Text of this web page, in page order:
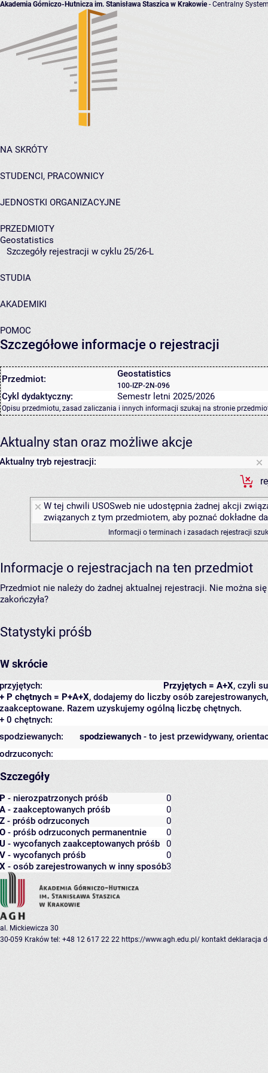
Akademia Górniczo-Hutnicza im. Stanisława Staszica w Krakowie- Centralny
NA SKRÓTY
STUDENCI, PRACOWNICY
JEDNOSTKI ORGANIZACYJNE
PRZEDMIOTY
Geostatistics
Szczegóły rejestracji w cyklu 25/26-L
STUDIA
AKADEMIKI
POMOC
Szczegółowe informacje o rejestracji
Przedmiot: Geostatistics
100-IZP-2N-096
Cykl dydaktyczny: Semestr letni 2025/2026
Opisu przedmiotu, zasad zaliczania i innych informacji szukaj na stronie
Aktualny stan oraz możliwe akcje
Aktualny tryb rejestracji:
W tej chwili USOSweb nie udostępnia żadnej akcji
związanych z tym przedmiotem, aby poznać dokładne
Informacji o terminach i zasadach rejestracji
Informacje o rejestracjach na ten przedmiot
Przedmiot nie należy do żadnej aktualnej rejestracji. Nie można
zakończyła?
Statystyki próśb
W skrócie
Przyjętych = A+X, czyli
przyjętych:
+ P chętnych = P+A+X, dodajemy do liczby osób
zaakceptowane. Razem uzyskujemy ogólną liczbę chętnych.
+ 0 chętnych:
spodziewanych - to jest przewidywany,
spodziewanych:
odrzuconych:
Szczegóły
P - nierozpatrzonych próśb
0
A - zaakceptowanych próśb
0
Z - próśb odrzuconych
0
O - próśb odrzuconych permanentnie
0
U - wycofanych zaakceptowanych próśb
0
V - wycofanych próśb
0
X - osób zarejestrowanych w inny sposób3
al. Mickiewicza 30
30-059 Kraków tel: +48 12 617 22 22 https://www.agh.edu.pl/ kontakt deklaracja